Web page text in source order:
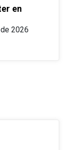
en
2026